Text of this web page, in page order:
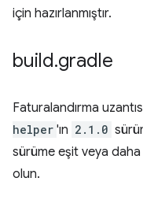
için hazırlanmıştır.
build.gradle
Faturalandırma
helper 'ın 2.1.0
sürüme eşit veya daha
olun.